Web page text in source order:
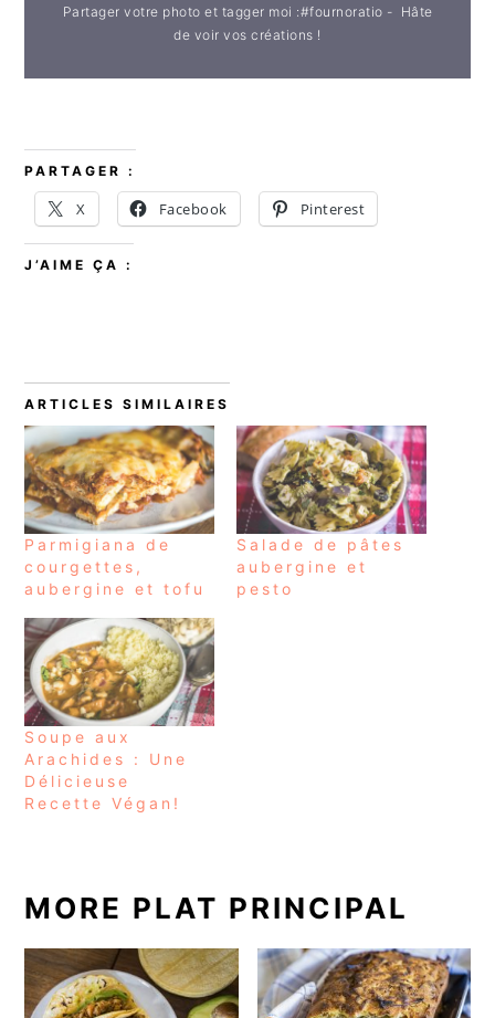
Partager votre photo et tagger moi :#fournoratio - Hâte
de voir vos créations !
PARTAGER :
X Facebook Pinterest
J’AIME ÇA :
ARTICLES SIMILAIRES
Parmigiana de
courgettes,
aubergine et tofu
Salade de pâtes
aubergine et
pesto
Soupe aux
Arachides : Une
Délicieuse
Recette Végan!
MORE PLAT PRINCIPAL